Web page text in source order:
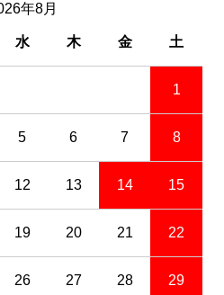
年8月
水 木 金 土
1
5 6 7 8
12 13 14 15
19 20 21 22
26 27 28 29